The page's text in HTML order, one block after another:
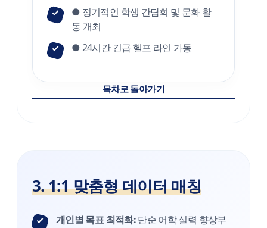
● 정기적인 학생 간담회 및 문화 활
동 개최
● 24시간 긴급 헬프 라인 가동
목차로 돌아가기
3. 1:1 맞춤형 데이터 매칭
개인별 목표 최적화:단순 어학 실력 향상부